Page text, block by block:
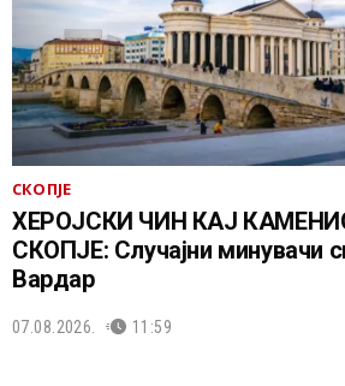
СКОПЈЕ
ХЕРОЈСКИ ЧИН КАЈ
СКОПЈЕ: Случајни минувачи
Вардар
07.08.2026. 11:59